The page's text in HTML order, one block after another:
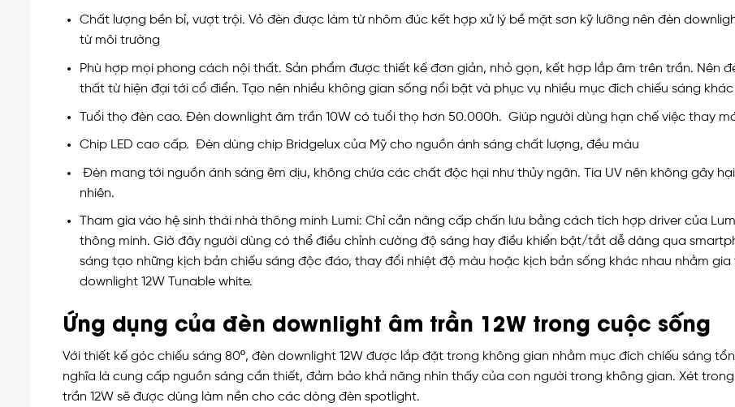
Chất lượng bền bỉ, vượt trội. Vỏ đèn được làm từ nhôm đúc kết hợp xử lý bề mặt sơn kỹ lưỡng nên đèn
từ môi trường
Phù hợp mọi phong cách nội thất. Sản phẩm được thiết kế đơn giản, nhỏ gọn, kết hợp lắp âm trên trần. Nên
thất từ hiện đại tới cổ điển. Tạo nên nhiều không gian sống nổi bật và phục vụ nhiều mục đích chiếu sáng
Tuổi thọ đèn cao. Đèn downlight âm trần 10W có tuổi thọ hơn 50.000h. Giúp người dùng hạn chế việc thay
Chip LED cao cấp. Đèn dùng chip Bridgelux của Mỹ cho nguồn ánh sáng chất lượng, đều màu
Đèn mang tới nguồn ánh sáng êm dịu, không chứa các chất độc hại như thủy ngân. Tia UV nên không gây
nhiên.
Tham gia vào hệ sinh thái nhà thông minh Lumi: Chỉ cần nâng cấp chấn lưu bằng cách tích hợp driver của
thông minh. Giờ đây người dùng có thể điều chỉnh cường độ sáng hay điều khiển bật/tắt dễ dàng qua
sáng tạo những kịch bản chiếu sáng độc đáo, thay đổi nhiệt độ màu hoặc kịch bản sống khác nhau nhằm
downlight 12W Tunable white.
Ứng dụng của đèn downlight âm trần 12W trong cuộc sống
Với thiết kế góc chiếu sáng 80º, đèn downlight 12W được lắp đặt trong không gian nhằm mục đích chiếu sáng
nghĩa là cung cấp nguồn sáng cần thiết, đảm bảo khả năng nhìn thấy của con người trong không gian. Xét
trần 12W sẽ được dùng làm nền cho các dòng đèn spotlight.